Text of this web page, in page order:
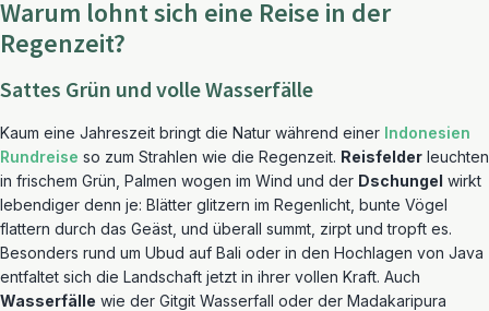
Warum lohnt sich eine Reise in der
Regenzeit?
Sattes Grün und volle Wasserfälle
Kaum eine Jahreszeit bringt die Natur während einer Indonesien
Rundreise so zum Strahlen wie die Regenzeit. Reisfelder leuchten
in frischem Grün, Palmen wogen im Wind und der Dschungel wirkt
lebendiger denn je: Blätter glitzern im Regenlicht, bunte Vögel
flattern durch das Geäst, und überall summt, zirpt und tropft es.
Besonders rund um Ubud auf Bali oder in den Hochlagen von Java
entfaltet sich die Landschaft jetzt in ihrer vollen Kraft. Auch
Wasserfälle wie der Gitgit Wasserfall oder der Madakaripura